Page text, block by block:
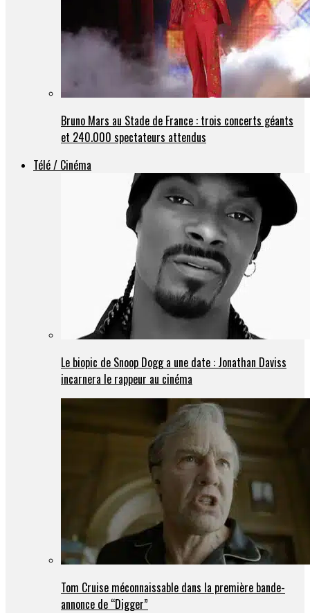
Bruno Mars au Stade de France : trois concerts géants
et 240.000 spectateurs attendus
Télé / Cinéma
Le biopic de Snoop Dogg a une date : Jonathan Daviss
incarnera le rappeur au cinéma
Tom Cruise méconnaissable dans la première bande-
annonce de “Digger”